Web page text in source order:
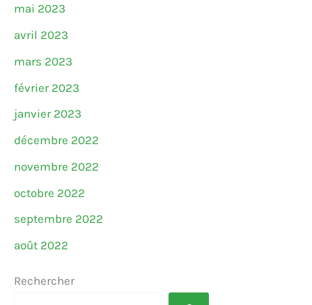
mai 2023
avril 2023
mars 2023
février 2023
janvier 2023
décembre 2022
novembre 2022
octobre 2022
septembre 2022
août 2022
Rechercher